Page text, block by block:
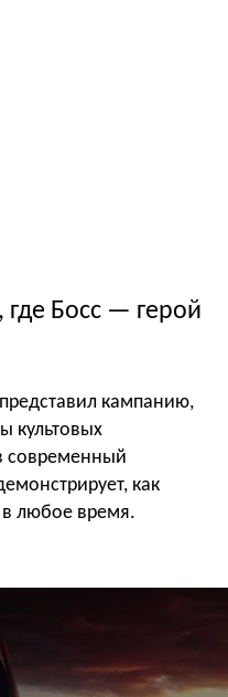
где Босс — герой
кампанию,
культовых
современный
как
в любое время.